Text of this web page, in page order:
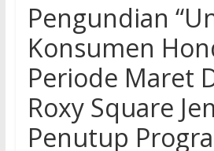
Pengundian
Konsumen
Periode Maret
Roxy Square
Penutup